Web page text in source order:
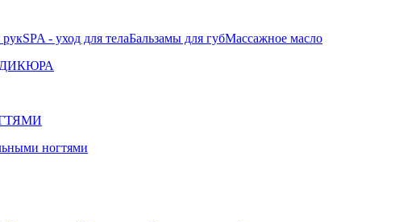
рукSPA - уход для телаБальзамы для губМассажное масло
ногтями